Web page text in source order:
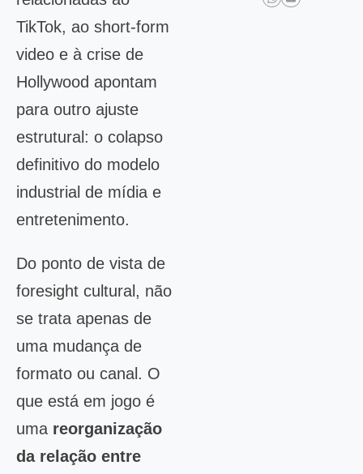
TikTok, ao short-form
video e à crise de
Hollywood apontam
para outro ajuste
estrutural: o colapso
definitivo do modelo
industrial de mídia e
entretenimento.
Do ponto de vista de
foresight cultural, não
se trata apenas de
uma mudança de
formato ou canal. O
que está em jogo é
uma reorganização
da relação entre